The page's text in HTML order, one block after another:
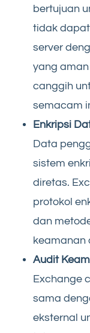
bertujuan
tidak
server
yang
canggih
semacam
Enkripsi
Data
sistem
diretas.
protokol
dan
keamanan
Audit
Exchange
sama
eksternal